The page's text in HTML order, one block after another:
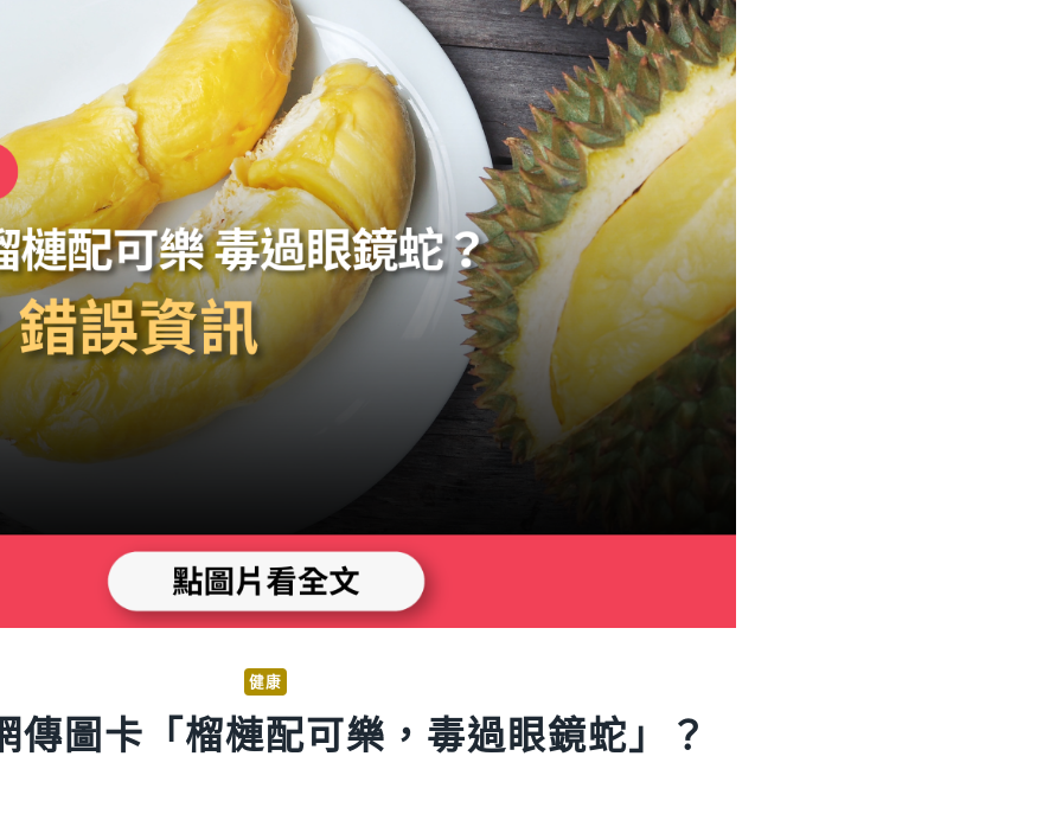
健康
傳圖卡「榴槤配可樂，毒過眼鏡蛇」？